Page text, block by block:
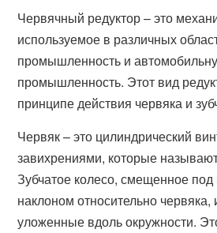
Червячный редуктор – это
используемое в различных
промышленность и
промышленность. Этот вид
принципе действия червяка и
Червяк – это цилиндрический
завихрениями, которые
Зубчатое колесо, смещенное
наклоном относительно червяка,
уложенные вдоль окружности.